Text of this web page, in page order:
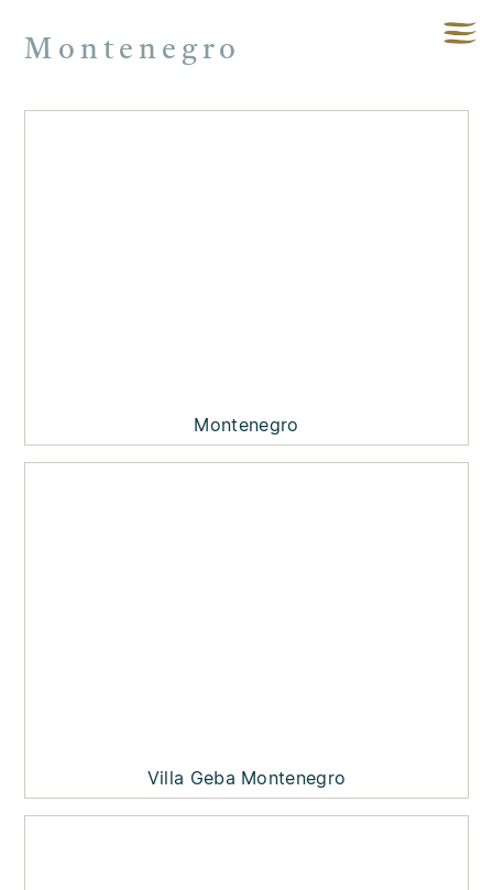
Montenegro
Montenegro
Villa Geba Montenegro